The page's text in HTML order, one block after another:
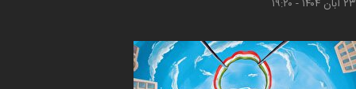
۲۳ آبان ۱۴۰۴ - ۱۹:۲۰